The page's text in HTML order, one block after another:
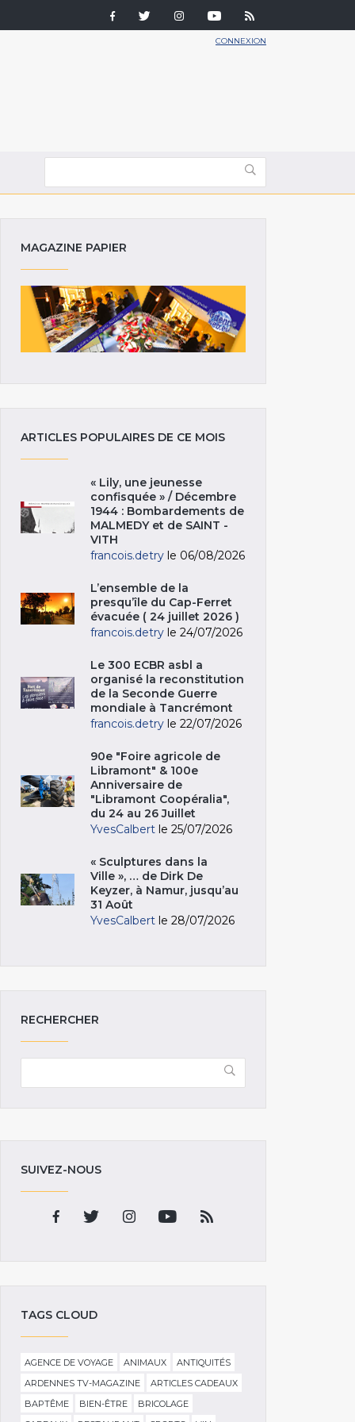
CONNEXION
MAGAZINE PAPIER
ARTICLES POPULAIRES DE CE MOIS
« Lily, une jeunesse
confisquée » / Décembre
1944 : Bombardements de
MALMEDY et de SAINT -
VITH
francois.detry le 06/08/2026
L’ensemble de la
presqu’île du Cap-Ferret
évacuée ( 24 juillet 2026 )
francois.detry le 24/07/2026
Le 300 ECBR asbl a
organisé la reconstitution
de la Seconde Guerre
mondiale à Tancrémont
francois.detry le 22/07/2026
90e "Foire agricole de
Libramont" & 100e
Anniversaire de
"Libramont Coopéralia",
du 24 au 26 Juillet
YvesCalbert le 25/07/2026
« Sculptures dans la
Ville », … de Dirk De
Keyzer, à Namur, jusqu’au
31 Août
YvesCalbert le 28/07/2026
RECHERCHER
SUIVEZ-NOUS
TAGS CLOUD
AGENCE DE VOYAGE ANIMAUX
ANTIQUITÉS
ARDENNES TV-MAGAZINE
ARTICLES CADEAUX
BAPTÊME
BIEN-ÊTRE
BRICOLAGE